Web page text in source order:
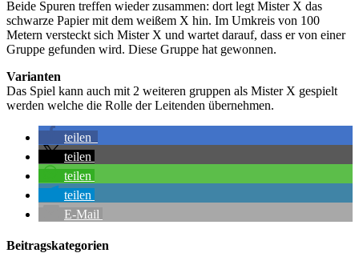
Beide Spuren treffen wieder zusammen: dort legt Mister X das
schwarze Papier mit dem weißem X hin. Im Umkreis von 100
Metern versteckt sich Mister X und wartet darauf, dass er von einer
Gruppe gefunden wird. Diese Gruppe hat gewonnen.
Varianten
Das Spiel kann auch mit 2 weiteren gruppen als Mister X gespielt
werden welche die Rolle der Leitenden übernehmen.
teilen
teilen
teilen
teilen
E-Mail
Beitragskategorien